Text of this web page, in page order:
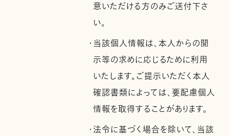
意いただける方のみご送付下さ
い。
・当該個人情報は、本人からの開
示等の求めに応じるために利用
いたします。ご提示いただく本人
確認書類によっては、要配慮個人
情報を取得することがあります。
・法令に基づく場合を除いて、当該